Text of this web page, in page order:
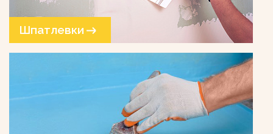
Шпатлевки